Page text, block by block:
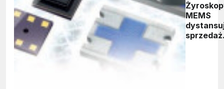
MEMS
sprzedaż